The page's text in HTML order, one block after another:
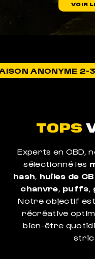
POUR DORMIR COMME JAMAIS
VOIR
NON
TOPS
Experts en CBD,
sélectionné les
hash, huiles de
chanvre, puffs,
Notre objectif
récréative
bien-être